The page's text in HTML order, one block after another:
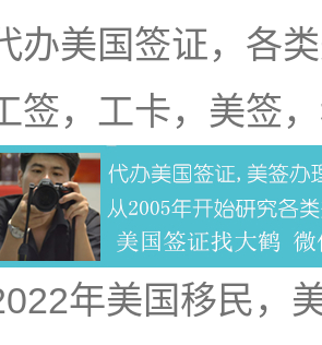
办美国签证，各
签，工卡，美签
年美国移民，